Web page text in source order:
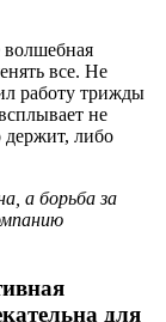
волшебная
все. Не
работу трижды
не
держит, либо
а борьба за
для